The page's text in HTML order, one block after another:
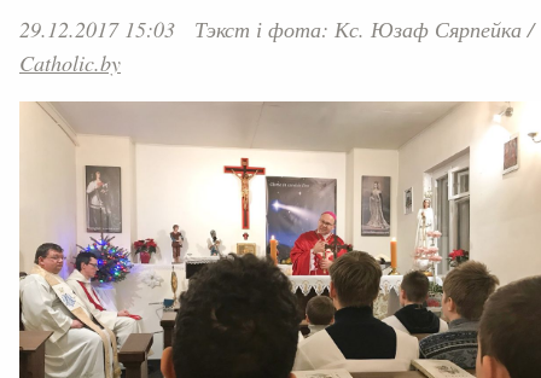
29.12.2017 15:03 Тэкст і фота: Кс. Юзаф Сярпейка/
Catholic.by